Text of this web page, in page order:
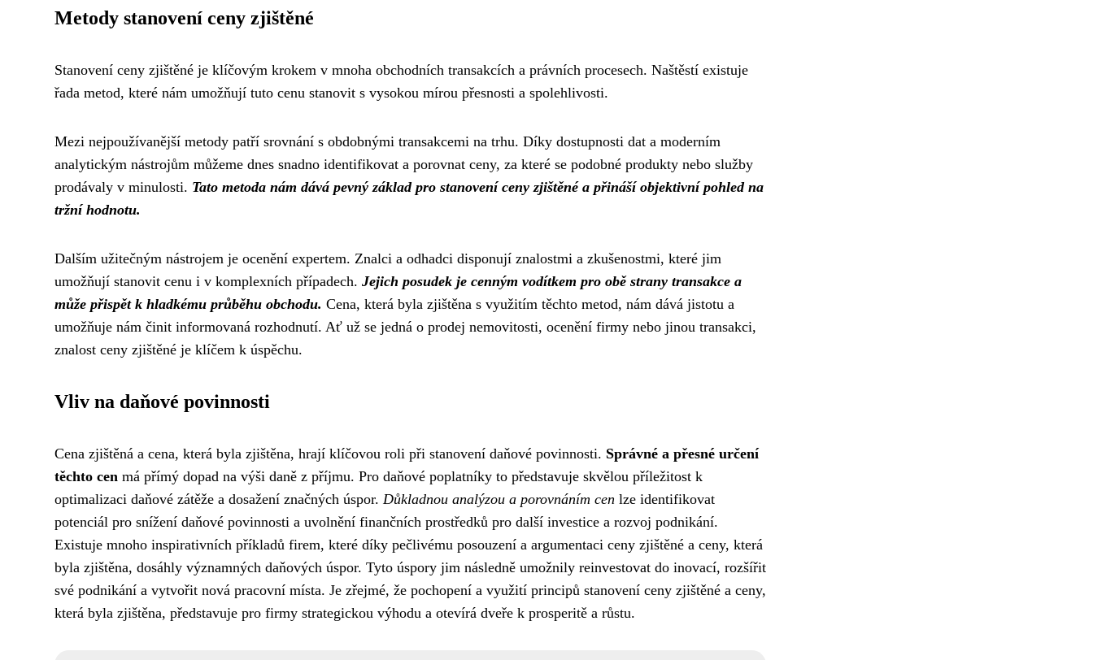
Metody stanovení ceny zjištěné
Stanovení ceny zjištěné je klíčovým krokem v mnoha obchodních transakcích a právních procesech. Naštěstí existuje
řada metod, které nám umožňují tuto cenu stanovit s vysokou mírou přesnosti a spolehlivosti.
Mezi nejpoužívanější metody patří srovnání s obdobnými transakcemi na trhu. Díky dostupnosti dat a moderním
analytickým nástrojům můžeme dnes snadno identifikovat a porovnat ceny, za které se podobné produkty nebo služby
prodávaly v minulosti. Tato metoda nám dává pevný základ pro stanovení ceny zjištěné a přináší objektivní pohled na
tržní hodnotu.
Dalším užitečným nástrojem je ocenění expertem. Znalci a odhadci disponují znalostmi a zkušenostmi, které jim
umožňují stanovit cenu i v komplexních případech. Jejich posudek je cenným vodítkem pro obě strany transakce a
může přispět k hladkému průběhu obchodu. Cena, která byla zjištěna s využitím těchto metod, nám dává jistotu a
umožňuje nám činit informovaná rozhodnutí. Ať už se jedná o prodej nemovitosti, ocenění firmy nebo jinou transakci,
znalost ceny zjištěné je klíčem k úspěchu.
Vliv na daňové povinnosti
Cena zjištěná a cena, která byla zjištěna, hrají klíčovou roli při stanovení daňové povinnosti. Správné a přesné určení
těchto cen má přímý dopad na výši daně z příjmu. Pro daňové poplatníky to představuje skvělou příležitost k
optimalizaci daňové zátěže a dosažení značných úspor. Důkladnou analýzou a porovnáním cen lze identifikovat
potenciál pro snížení daňové povinnosti a uvolnění finančních prostředků pro další investice a rozvoj podnikání.
Existuje mnoho inspirativních příkladů firem, které díky pečlivému posouzení a argumentaci ceny zjištěné a ceny, která
byla zjištěna, dosáhly významných daňových úspor. Tyto úspory jim následně umožnily reinvestovat do inovací, rozšířit
své podnikání a vytvořit nová pracovní místa. Je zřejmé, že pochopení a využití principů stanovení ceny zjištěné a ceny,
která byla zjištěna, představuje pro firmy strategickou výhodu a otevírá dveře k prosperitě a růstu.